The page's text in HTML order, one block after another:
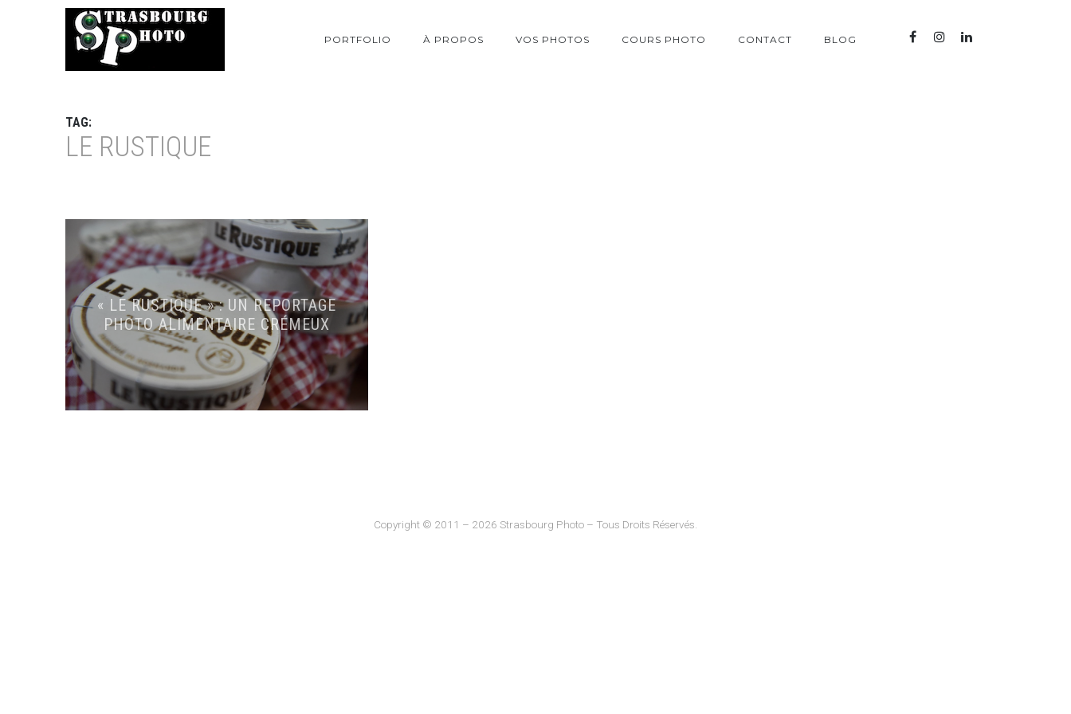
PORTFOLIO À PROPOS VOS PHOTOS COURS PHOTO CONTACT BLOG
TAG:
LE RUSTIQUE
« LE RUSTIQUE » : UN REPORTAGE
PHOTO ALIMENTAIRE CRÉMEUX
Copyright © 2011 – 2026 Strasbourg Photo – Tous Droits Réservés.